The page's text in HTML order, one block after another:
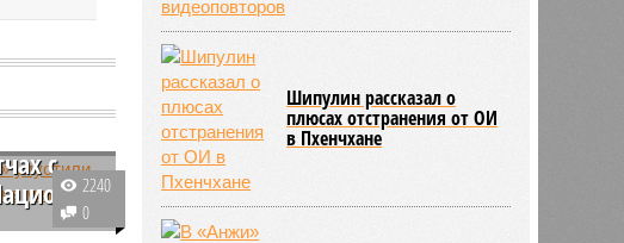
с
вновь
2240
0
Шипулин рассказал о
плюсах отстранения от ОИ
в Пхенчхане